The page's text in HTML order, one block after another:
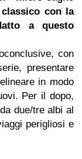
con la
a questo
con
presentare
in modo
Per il dopo,
due/tre albi al
perigliosi e